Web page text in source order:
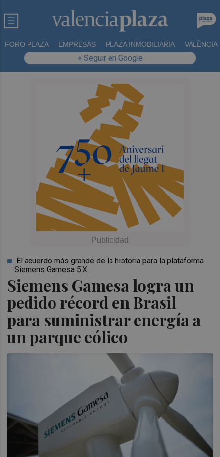
FORO PLAZA EMPRESAS PLAZA INMOBILIARIA VALÈNCIA
+ Seguir en Google
Siemens Gamesa logra un
pedido récord en Brasil
para suministrar energía a
un parque eólico
El acuerdo más grande de la historia para la plataforma
Siemens Gamesa 5.X